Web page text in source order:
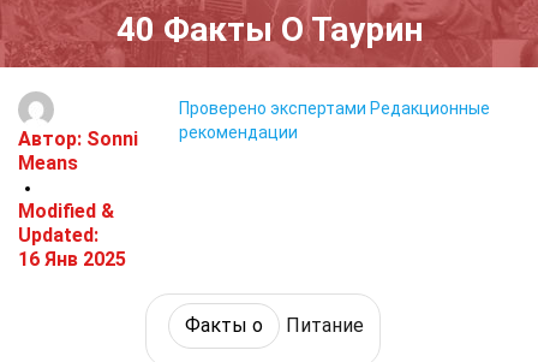
40 Факты О Таурин
Автор: Sonni
Means
Modified &
Updated:
16 Янв 2025
Проверено экспертами Редакционные
рекомендации
Факты о Питание